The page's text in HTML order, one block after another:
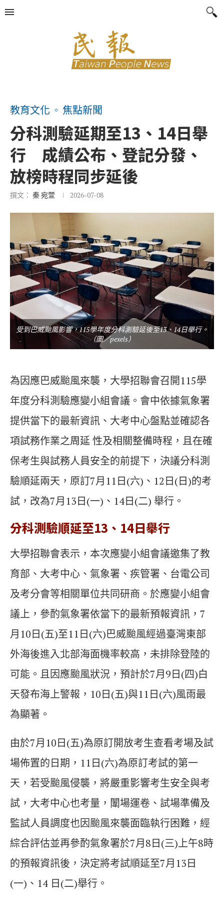
教育文化 焦點新聞
分科測驗延期至13、14日舉
行 成績公布、登記分發、
放榜時程同步延後
撰文： 秦 宛萱 2026-07-08
受到巴威颱風影響，115學年度分科測驗延後至13、14日舉行。
（圖／pexels）
為因應巴威颱風來襲，大學招聯會召開115學
年度分科測驗應變小組會議。會中依據氣象署
提供當下的最新資訊、大考中心盤點並確認各
項試務作業之周延 性及相關整備時程，且在確
保考生與試務人員安全的前提下，決議分科測
驗順延兩天，原訂7月11日(六)、12日(日)的考
試，改為7月13日(一)、14日(二) 舉行。
分科測驗順延至13、14日舉行
大學招聯會表示，本次應變小組會議邀集了教
育部、大考中心、氣象署、疾管署、台電公司
及考分會等相關單位共同研商。於應變小組會
議上，參酌氣象署依當下的最新預報資訊，7
月10日(五)至11日(六)巴威颱風經過臺灣東部
外海後進入北部海面機率較高，未排除登陸的
可能。且因應颱風狀況，預計於7月9日(四)白
天發布海上警報，10日(五)與11日(六)風雨最
為顯著。
由於7月10日(五)為原訂開放考生查看考場及試
場佈置的日期，11日(六)為原訂考試的第一
天，若受颱風侵襲，將嚴重影響考生安全與考
試，大考中心也考量，闈場運卷、試場準備及
監試人員調度也因颱風來襲面臨執行困難，經
綜合評估並再參酌氣象署於7月8日(三)上午8時
的預報資訊後，決定將考試順延至7月13日
(一)、14 日(二)舉行。